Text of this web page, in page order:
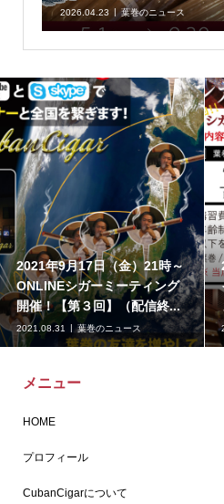
2026.04.23 葉巻のニュース
2021年4月17日（土） オンラ
インシガーセミナーを開催し
ました
2021.03.19 葉巻のニュース
メニュー
HOME
プロフィール
CubanCigarについて